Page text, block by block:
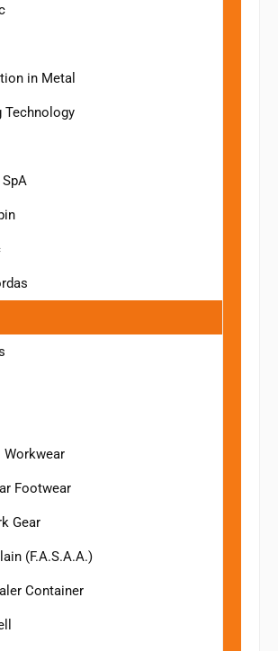
in Metal
Technology
SpA
Workwear
Footwear
Gear
(F.A.S.A.A.)
Container